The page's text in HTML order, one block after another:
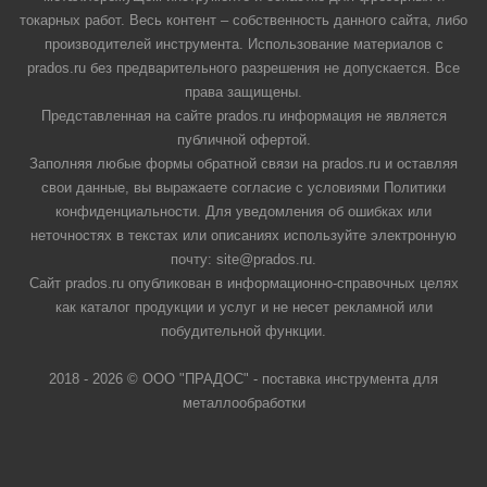
токарных работ. Весь контент – собственность данного сайта, либо
производителей инструмента. Использование материалов с
prados.ru без предварительного разрешения не допускается. Все
права защищены.
Представленная на сайте prados.ru информация не является
публичной офертой.
Заполняя любые формы обратной связи на prados.ru и оставляя
свои данные, вы выражаете согласие с условиями Политики
конфиденциальности. Для уведомления об ошибках или
неточностях в текстах или описаниях используйте электронную
почту: site@prados.ru.
Сайт prados.ru опубликован в информационно-справочных целях
как каталог продукции и услуг и не несет рекламной или
побудительной функции.
2018 - 2026 © ООО "ПРАДОС" - поставка инструмента для
металлообработки